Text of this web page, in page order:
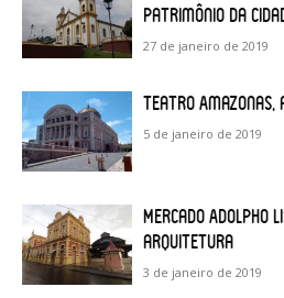
patrimônio da
27 de janeiro de 2019
Teatro Amazonas,
5 de janeiro de 2019
Mercado Adolpho
arquitetura
3 de janeiro de 2019